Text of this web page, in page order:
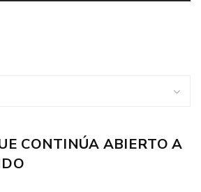
CONTINÚA ABIERTO A